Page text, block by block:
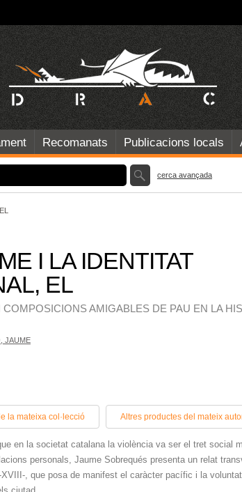
Recomanats Publicacions locals
cerca avançada
I LA IDENTITAT
EL
AMIGABLES DE PAU EN LA
JAUME
la mateixa col·lecció Altres productes del mateix
en la societat catalana la violència va ser el tret social
personals, Jaume Sobrequés presenta un relat
, que posa de manifest el caràcter pacífic i la voluntat